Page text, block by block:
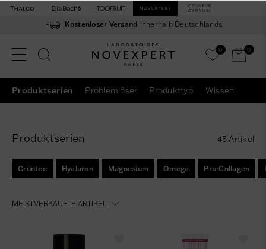
Kostenloser Versand innerhalb Deutschlands
0 0
Problemlöser
Produktserien Produkttyp Wissen
Produktserien 45 Artikel
Grüntee Hyaluron Magnesium Omega Pro-Collagen